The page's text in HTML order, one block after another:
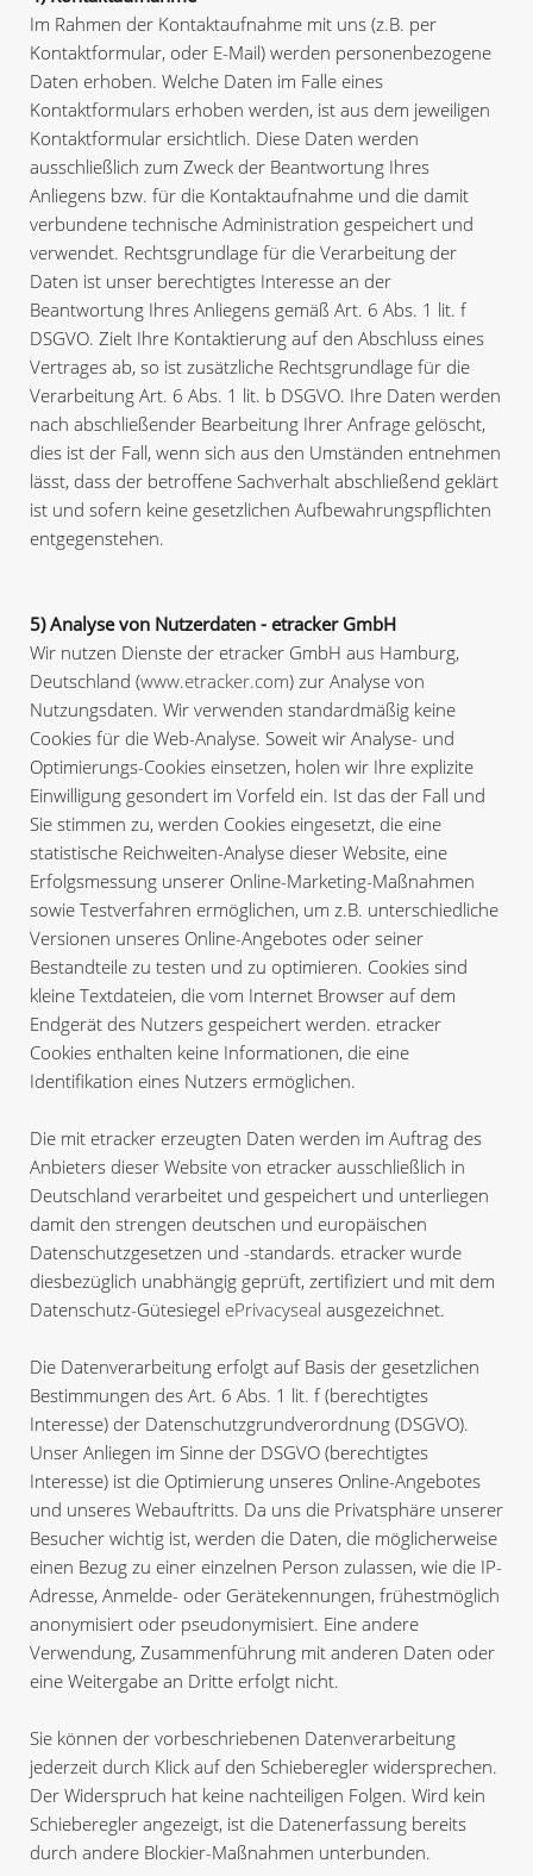
Im Rahmen der Kontaktaufnahme mit uns (z.B. per
Kontaktformular, oder E-Mail) werden personenbezogene
Daten erhoben. Welche Daten im Falle eines
Kontaktformulars erhoben werden, ist aus dem jeweiligen
Kontaktformular ersichtlich. Diese Daten werden
ausschließlich zum Zweck der Beantwortung Ihres
Anliegens bzw. für die Kontaktaufnahme und die damit
verbundene technische Administration gespeichert und
verwendet. Rechtsgrundlage für die Verarbeitung der
Daten ist unser berechtigtes Interesse an der
Beantwortung Ihres Anliegens gemäß Art. 6 Abs. 1 lit. f
DSGVO. Zielt Ihre Kontaktierung auf den Abschluss eines
Vertrages ab, so ist zusätzliche Rechtsgrundlage für die
Verarbeitung Art. 6 Abs. 1 lit. b DSGVO. Ihre Daten werden
nach abschließender Bearbeitung Ihrer Anfrage gelöscht,
dies ist der Fall, wenn sich aus den Umständen entnehmen
lässt, dass der betroffene Sachverhalt abschließend geklärt
ist und sofern keine gesetzlichen Aufbewahrungspflichten
entgegenstehen.
5) Analyse von Nutzerdaten - etracker GmbH
Wir nutzen Dienste der etracker GmbH aus Hamburg,
Deutschland (www.etracker.com) zur Analyse von
Nutzungsdaten. Wir verwenden standardmäßig keine
Cookies für die Web-Analyse. Soweit wir Analyse- und
Optimierungs-Cookies einsetzen, holen wir Ihre explizite
Einwilligung gesondert im Vorfeld ein. Ist das der Fall und
Sie stimmen zu, werden Cookies eingesetzt, die eine
statistische Reichweiten-Analyse dieser Website, eine
Erfolgsmessung unserer Online-Marketing-Maßnahmen
sowie Testverfahren ermöglichen, um z.B. unterschiedliche
Versionen unseres Online-Angebotes oder seiner
Bestandteile zu testen und zu optimieren. Cookies sind
kleine Textdateien, die vom Internet Browser auf dem
Endgerät des Nutzers gespeichert werden. etracker
Cookies enthalten keine Informationen, die eine
Identifikation eines Nutzers ermöglichen.
Die mit etracker erzeugten Daten werden im Auftrag des
Anbieters dieser Website von etracker ausschließlich in
Deutschland verarbeitet und gespeichert und unterliegen
damit den strengen deutschen und europäischen
Datenschutzgesetzen und -standards. etracker wurde
diesbezüglich unabhängig geprüft, zertifiziert und mit dem
Datenschutz-Gütesiegel ePrivacyseal ausgezeichnet.
Die Datenverarbeitung erfolgt auf Basis der gesetzlichen
Bestimmungen des Art. 6 Abs. 1 lit. f (berechtigtes
Interesse) der Datenschutzgrundverordnung (DSGVO).
Unser Anliegen im Sinne der DSGVO (berechtigtes
Interesse) ist die Optimierung unseres Online-Angebotes
und unseres Webauftritts. Da uns die Privatsphäre unserer
Besucher wichtig ist, werden die Daten, die möglicherweise
einen Bezug zu einer einzelnen Person zulassen, wie die IP-
Adresse, Anmelde- oder Gerätekennungen, frühestmöglich
anonymisiert oder pseudonymisiert. Eine andere
Verwendung, Zusammenführung mit anderen Daten oder
eine Weitergabe an Dritte erfolgt nicht.
Sie können der vorbeschriebenen Datenverarbeitung
jederzeit durch Klick auf den Schieberegler widersprechen.
Der Widerspruch hat keine nachteiligen Folgen. Wird kein
Schieberegler angezeigt, ist die Datenerfassung bereits
durch andere Blockier-Maßnahmen unterbunden.